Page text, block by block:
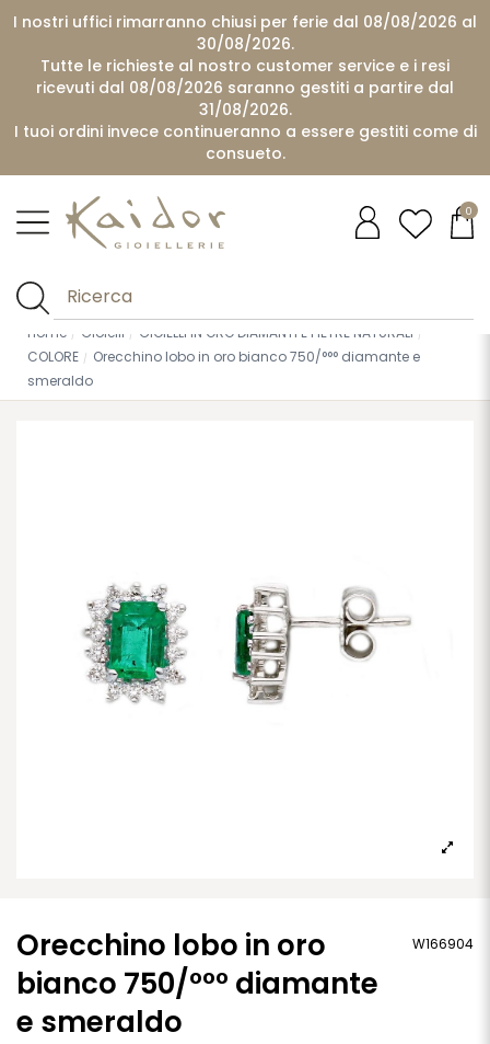
I nostri uffici rimarranno chiusi per ferie dal 08/08/2026 al
30/08/2026.
Tutte le richieste al nostro customer service e i resi
ricevuti dal 08/08/2026 saranno gestiti a partire dal
31/08/2026.
I tuoi ordini invece continueranno a essere gestiti come di
consueto.
0
Home Gioielli
GIOIELLI IN ORO DIAMANTI E PIETRE NATURALI
COLORE
Orecchino lobo in oro bianco 750/°°° diamante e
smeraldo
Orecchino lobo in oro
bianco 750/°°° diamante
e smeraldo
W166904